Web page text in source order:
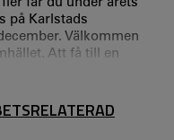
på Karlstads
Välkommen
Att få till en
har länge
slängkonsumtion.